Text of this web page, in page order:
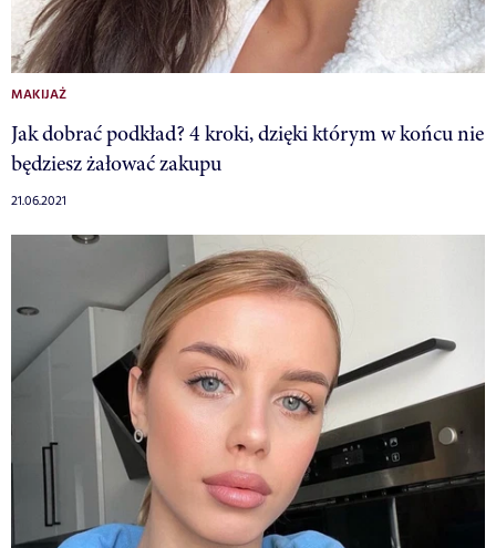
MAKIJAŻ
Jak dobrać podkład? 4 kroki, dzięki którym w końcu nie
będziesz żałować zakupu
21.06.2021